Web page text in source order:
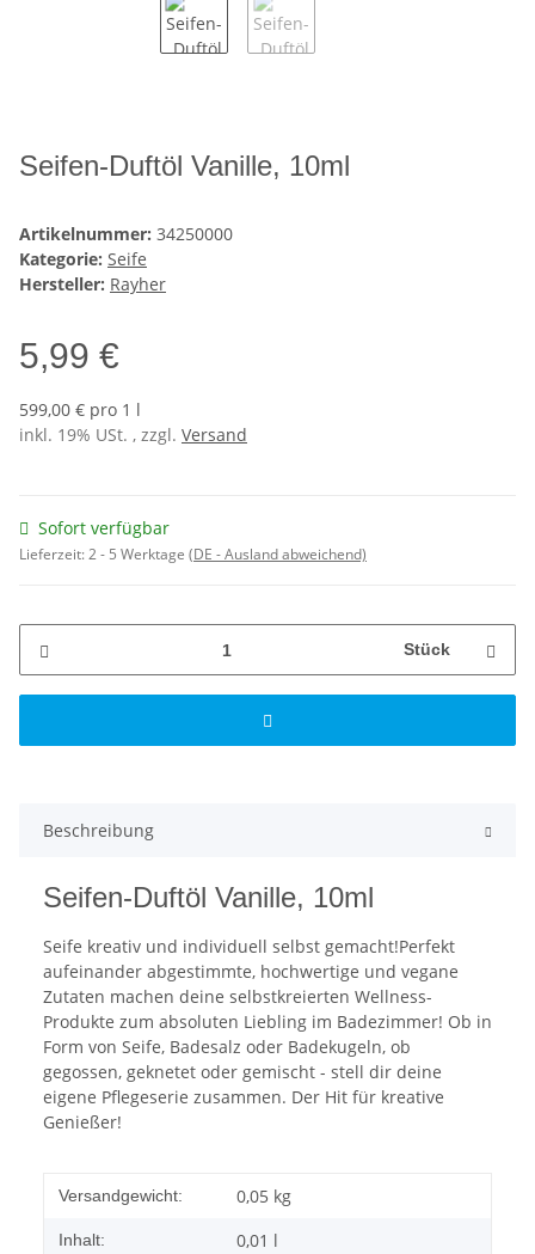
Seifen-Duftöl Vanille, 10ml
Artikelnummer: 34250000
Kategorie: Seife
Hersteller: Rayher
5,99 €
599,00 € pro 1 l
inkl. 19% USt. , zzgl. Versand
Sofort verfügbar
Lieferzeit:2 - 5 Werktage (DE - Ausland abweichend)
Stück
Beschreibung
Seifen-Duftöl Vanille, 10ml
Seife kreativ und individuell selbst gemacht!Perfekt
aufeinander abgestimmte, hochwertige und vegane
Zutaten machen deine selbstkreierten Wellness-
Produkte zum absoluten Liebling im Badezimmer! Ob in
Form von Seife, Badesalz oder Badekugeln, ob
gegossen, geknetet oder gemischt - stell dir deine
eigene Pflegeserie zusammen. Der Hit für kreative
Genießer!
Versandgewicht: 0,05 kg
Inhalt: 0,01 l